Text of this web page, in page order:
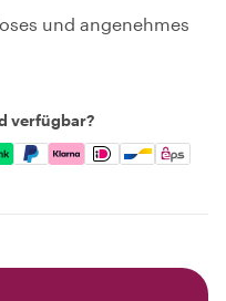
und angenehmes
verfügbar?
Apple Pay, Google